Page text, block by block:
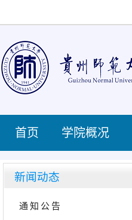
首页 学院概况
新闻动态
通知公告